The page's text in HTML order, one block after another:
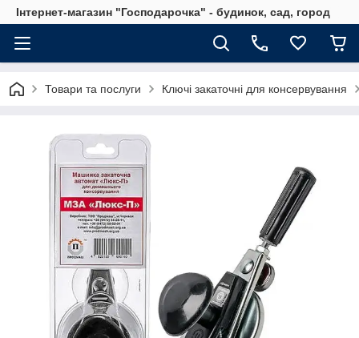
Інтернет-магазин "Господарочка" - будинок, сад, город
Товари та послуги Ключі закаточні для консервування